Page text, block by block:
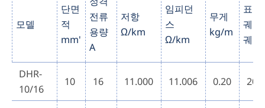
모델
단면
적
mm'
전류
용량
A
저항
Ω/km
임피던
스
Ω/km
무게
kg/m
표준
궤도
궤간
DHR-
10/16
10 16 11.000 11.006 0.20 200